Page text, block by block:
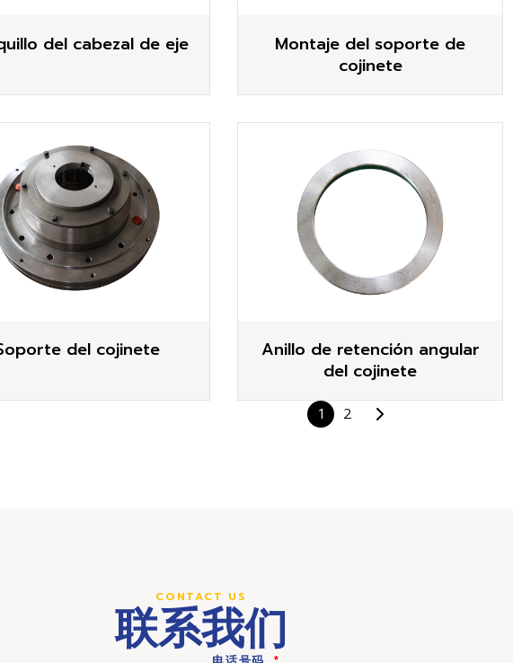
del cabezal de eje
Montaje del soporte de
cojinete
del cojinete
Anillo de retención angular
del cojinete
1 2
CONTACT US
联系我们